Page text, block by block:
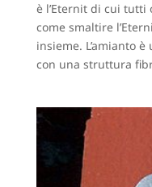
è l’Eternit di cui tutti
come smaltire
insieme. L’amianto
con una struttura